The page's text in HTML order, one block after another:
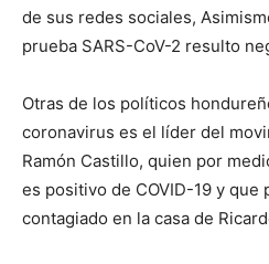
de sus redes sociales,
prueba SARS-CoV-2 resulto
Otras de los políticos
coronavirus es el líder del
Ramón Castillo, quien por
es positivo de COVID-19 y
contagiado en la casa de